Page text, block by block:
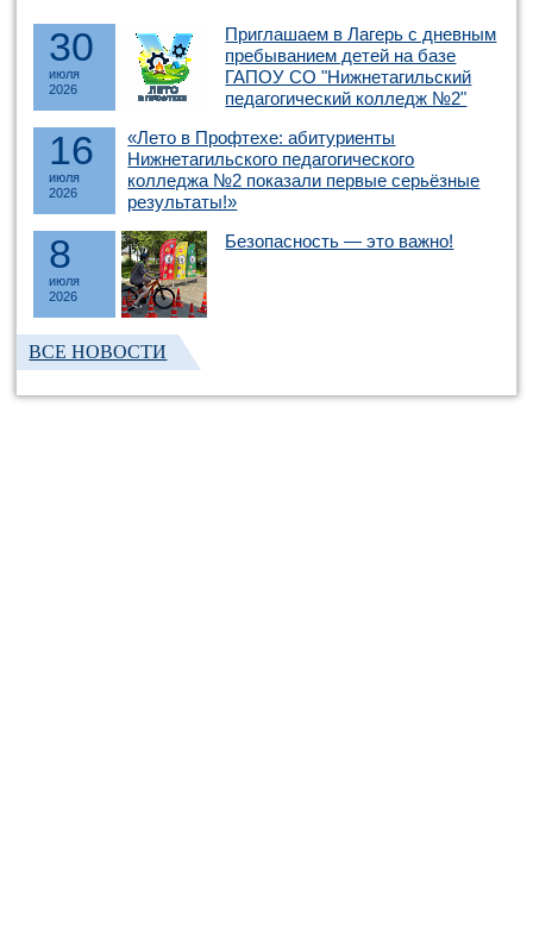
30
июля
2026
Приглашаем в Лагерь с дневным
пребыванием детей на базе
ГАПОУ СО "Нижнетагильский
педагогический колледж №2"
16
июля
2026
«Лето в Профтехе: абитуриенты
Нижнетагильского педагогического
колледжа №2 показали первые серьёзные
результаты!»
8
июля
2026
Безопасность — это важно!
ВСЕ НОВОСТИ